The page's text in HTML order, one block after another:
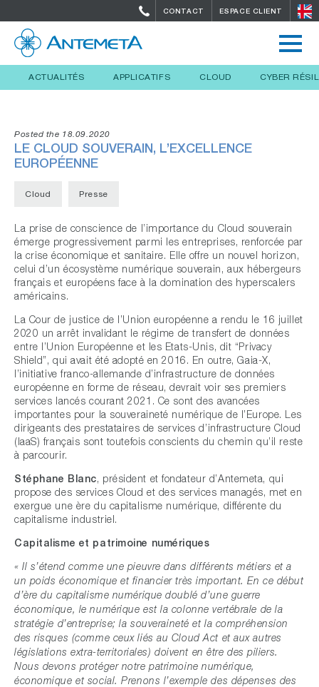
CONTACT ESPACE CLIENT
ACTUALITÉS APPLICATIFS CLOUD CYBER
Posted the 18.09.2020
LE CLOUD SOUVERAIN, L’EXCELLENCE
EUROPÉENNE
Cloud Presse
La prise de conscience de l’importance du Cloud souverain
émerge progressivement parmi les entreprises, renforcée par
la crise économique et sanitaire. Elle offre un nouvel horizon,
celui d’un écosystème numérique souverain, aux hébergeurs
français et européens face à la domination des hyperscalers
américains.
La Cour de justice de l’Union européenne a rendu le 16 juillet
2020 un arrêt invalidant le régime de transfert de données
entre l’Union Européenne et les Etats-Unis, dit “Privacy
Shield”, qui avait été adopté en 2016. En outre, Gaia-X,
l’initiative franco-allemande d’infrastructure de données
européenne en forme de réseau, devrait voir ses premiers
services lancés courant 2021. Ce sont des avancées
importantes pour la souveraineté numérique de l’Europe. Les
dirigeants des prestataires de services d’infrastructure Cloud
(IaaS) français sont toutefois conscients du chemin qu’il reste
à parcourir.
Stéphane Blanc, président et fondateur d’Antemeta, qui
propose des services Cloud et des services managés, met en
exergue une ère du capitalisme numérique, différente du
capitalisme industriel.
Capitalisme et patrimoine numériques
« Il s’étend comme une pieuvre dans différents métiers et a
un poids économique et financier très important. En ce début
d’ère du capitalisme numérique doublé d’une guerre
économique, le numérique est la colonne vertébrale de la
stratégie d’entreprise; la souveraineté et la compréhension
des risques (comme ceux liés au Cloud Act et aux autres
législations extra-territoriales) doivent en être des piliers.
Nous devons protéger notre patrimoine numérique,
économique et social. Prenons l’exemple des dépenses des